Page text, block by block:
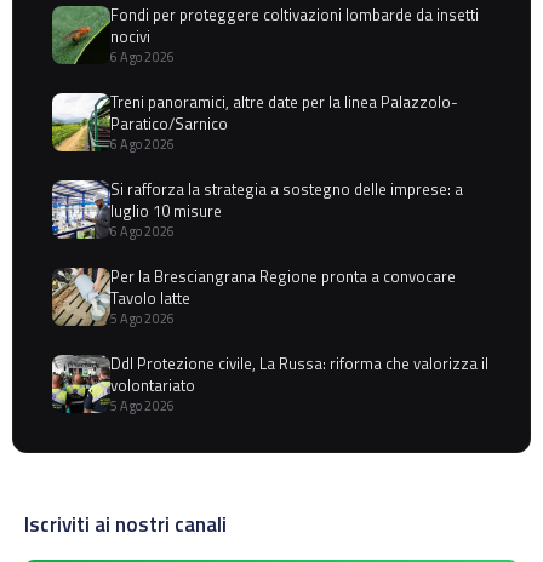
Fondi per proteggere coltivazioni lombarde da insetti
nocivi
6 Ago 2026
Treni panoramici, altre date per la linea Palazzolo-
Paratico/Sarnico
6 Ago 2026
Si rafforza la strategia a sostegno delle imprese: a
luglio 10 misure
6 Ago 2026
Per la Bresciangrana Regione pronta a convocare
Tavolo latte
5 Ago 2026
Ddl Protezione civile, La Russa: riforma che valorizza il
volontariato
5 Ago 2026
Iscriviti ai nostri canali